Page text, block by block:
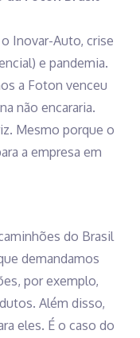
Inovar-Auto, crise
e pandemia.
a Foton venceu
não encararia.
Mesmo porque o
a empresa em
do Brasil
demandamos
por exemplo,
Além disso,
eles. É o caso do